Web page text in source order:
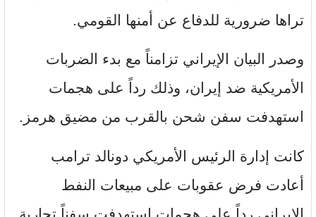
تراها ضرورية للدفاع عن أمنها القومي.
وصدر البيان الإيراني تزامناً مع بدء الضربات
الأمريكية ضد إيران، وذلك رداً على هجمات
استهدفت سفن شحن بالقرب من مضيق هرمز .
كانت إدارة الرئيس الأمريكي دونالد ترامب
أعادت فرض عقوبات على مبيعات النفط
الإيراني رداً على هجمات استهدفت سفناً تجارية